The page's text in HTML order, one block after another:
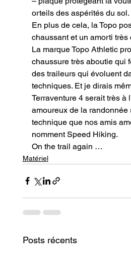
orteils des aspérités du sol.
En plus de cela, la Topo
chaussant et un amorti très
La marque Topo Athletic
chaussure très aboutie qui
des traileurs qui évoluent
techniques. Et je dirais
Terraventure 4 serait très à
amoureux de la randonnée
technique que nos amis
nomment Speed Hiking.
On the trail again …
Matériel
Posts récents